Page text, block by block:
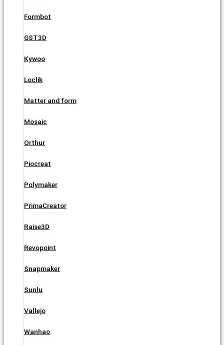
Formbot
GST3D
Kywoo
Loclik
Matter and form
Mosaic
Orthur
Piocreat
Polymaker
PrimaCreator
Raise3D
Revopoint
Snapmaker
Sunlu
Vallejo
Wanhao